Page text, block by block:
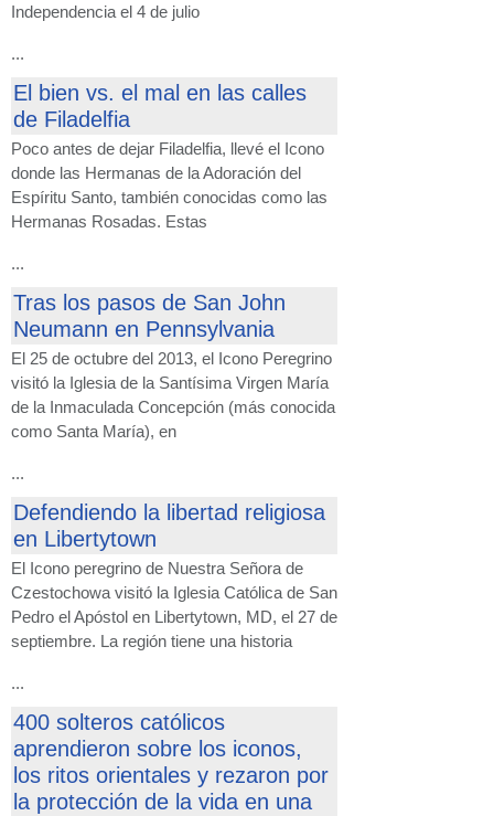
Independencia el 4 de julio
...
El bien vs. el mal en las calles
de Filadelfia
Poco antes de dejar Filadelfia, llevé el Icono
donde las Hermanas de la Adoración del
Espíritu Santo, también conocidas como las
Hermanas Rosadas. Estas
...
Tras los pasos de San John
Neumann en Pennsylvania
El 25 de octubre del 2013, el Icono Peregrino
visitó la Iglesia de la Santísima Virgen María
de la Inmaculada Concepción (más conocida
como Santa María), en
...
Defendiendo la libertad religiosa
en Libertytown
El Icono peregrino de Nuestra Señora de
Czestochowa visitó la Iglesia Católica de San
Pedro el Apóstol en Libertytown, MD, el 27 de
septiembre. La región tiene una historia
...
400 solteros católicos
aprendieron sobre los iconos,
los ritos orientales y rezaron por
la protección de la vida en una